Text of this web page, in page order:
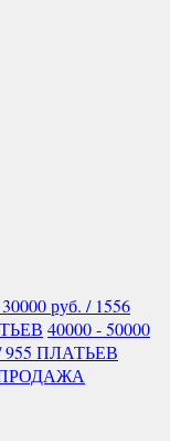
руб. / 1556
40000 - 50000
955 ПЛАТЬЕВ